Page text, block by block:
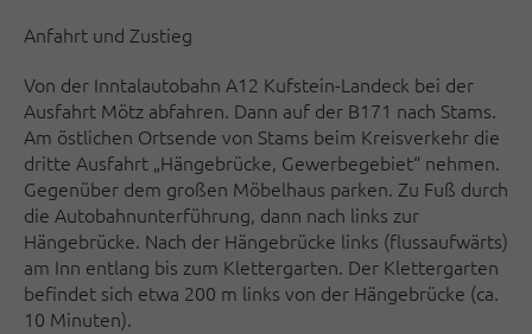
Anfahrt und Zustieg
Von der Inntalautobahn A12 Kufstein-Landeck bei der
Ausfahrt Mötz abfahren. Dann auf der B171 nach Stams.
Am östlichen Ortsende von Stams beim Kreisverkehr die
dritte Ausfahrt „Hängebrücke, Gewerbegebiet“ nehmen.
Gegenüber dem großen Möbelhaus parken. Zu Fuß durch
die Autobahnunterführung, dann nach links zur
Hängebrücke. Nach der Hängebrücke links (flussaufwärts)
am Inn entlang bis zum Klettergarten. Der Klettergarten
befindet sich etwa 200 m links von der Hängebrücke (ca.
10 Minuten).